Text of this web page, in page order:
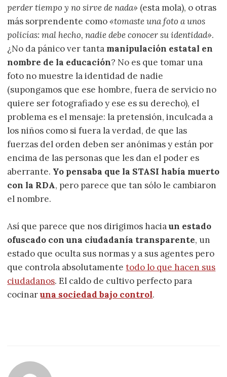
perder tiempo y no sirve de nada» (esta mola), o otras
más sorprendente como«tomaste una foto a unos
policías: mal hecho, nadie debe conocer su identidad».
¿No da pánico ver tanta manipulación estatal en
nombre de la educación? No es que tomar una
foto no muestre la identidad de nadie
(supongamos que ese hombre, fuera de servicio no
quiere ser fotografiado y ese es su derecho), el
problema es el mensaje: la pretensión, inculcada a
los niños como si fuera la verdad, de que las
fuerzas del orden deben ser anónimas y están por
encima de las personas que les dan el poder es
aberrante. Yo pensaba que la STASI había muerto
con la RDA, pero parece que tan sólo le cambiaron
el nombre.
Así que parece que nos dirigimos haciaun estado
ofuscado con una ciudadanía transparente, un
estado que oculta sus normas y a sus agentes pero
que controla absolutamentetodo lo que hacen sus
ciudadanos. El caldo de cultivo perfecto para
cocinaruna sociedad bajo control.